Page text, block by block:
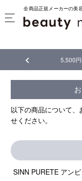
全商品正規メーカーの美
5,500円(税
以下の商品について
せください。
SINN PURETE アン